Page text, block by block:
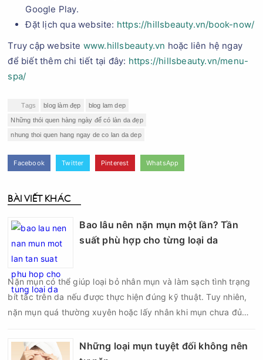
Google Play.
Đặt lịch qua website: https://hillsbeauty.vn/book-now/
Truy cập website www.hillsbeauty.vn hoặc liên hệ ngay
để biết thêm chi tiết tại đây: https://hillsbeauty.vn/menu-
spa/
Tags blog làm đẹp blog lam dep
Những thói quen hàng ngày để có làn da đẹp
nhung thoi quen hang ngay de co lan da dep
Facebook Twitter Pinterest WhatsApp
BÀI VIẾT KHÁC
Bao lâu nên nặn mụn một lần? Tần
suất phù hợp cho từng loại da
Nặn mụn có thể giúp loại bỏ nhân mụn và làm sạch tình trạng
bít tắc trên da nếu được thực hiện đúng kỹ thuật. Tuy nhiên,
nặn mụn quá thường xuyên hoặc lấy nhân khi mụn chưa đủ
thâm sẹo. Vì vậy, bao lâu nên nặn mụn một lần là vấn đề được
nhiều người quan tâm khi xây dựng routine chăm sóc da. Tần
Những loại mụn tuyệt đối không nên